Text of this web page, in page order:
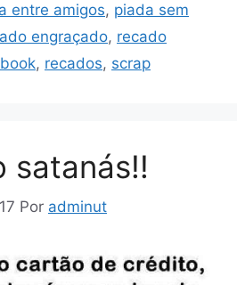
entre amigos, piada sem
engraçado, recado
, recados, scrap
satanás!!
Por adminut